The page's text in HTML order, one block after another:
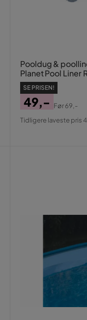
Pooldug &
Planet Pool
Blå, Vit,Silver,
SE PRISEN!
Pris
49,-
Original
Før69,-
Tidligere laveste pris